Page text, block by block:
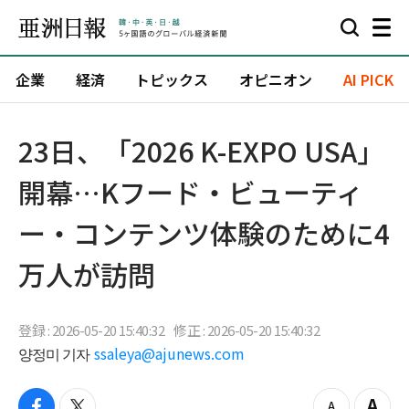
企業 経済 トピックス オピニオン AI PICK
23日、「2026 K-EXPO USA」
開幕…Kフード・ビューティ
ー・コンテンツ体験のために4
万人が訪問
登録 : 2026-05-20 15:40:32 修正 : 2026-05-20 15:40:32
양정미 기자 ssaleya@ajunews.com